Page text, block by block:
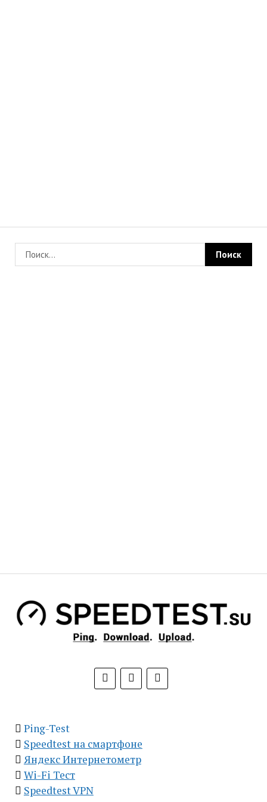
Ping-Test
Speedtest на смартфоне
Яндекс Интернетометр
Wi-Fi Тест
Speedtest VPN